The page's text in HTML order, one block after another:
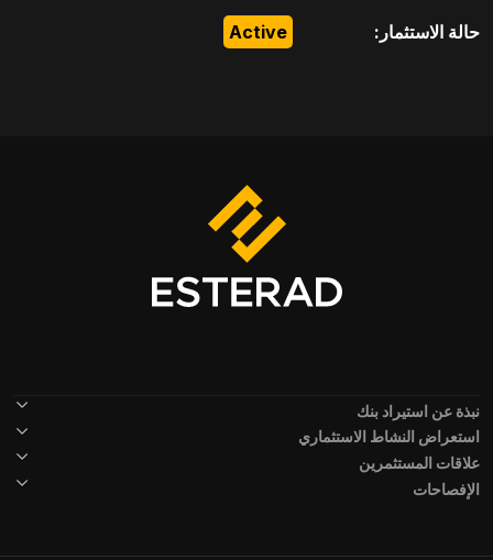
حالة الاستثمار:
Active
نبذة عن استيراد بنك
استعراض النشاط الاستثماري
علاقات المستثمرين
الإفصاحات